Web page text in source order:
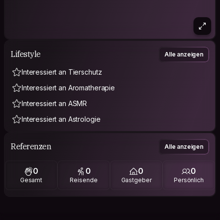
Lifestyle Alle anzeigen
Interessiert an Tierschutz
Interessiert an Aromatherapie
Interessiert an ASMR
Interessiert an Astrologie
Referenzen Alle anzeigen
0
Gesamt
0
Reisende
0
Gastgeber
0
Persönlich